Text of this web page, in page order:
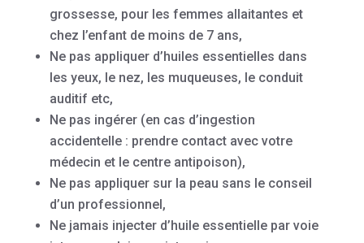
grossesse, pour les femmes allaitantes et
chez l’enfant de moins de 7 ans,
Ne pas appliquer d’huiles essentielles dans
les yeux, le nez, les muqueuses, le conduit
auditif etc,
Ne pas ingérer (en cas d’ingestion
accidentelle : prendre contact avec votre
médecin et le centre antipoison),
Ne pas appliquer sur la peau sans le conseil
d’un professionnel,
Ne jamais injecter d’huile essentielle par voie